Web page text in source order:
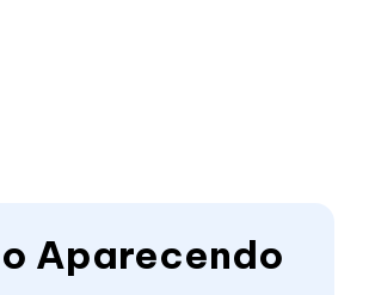
Aparecendo